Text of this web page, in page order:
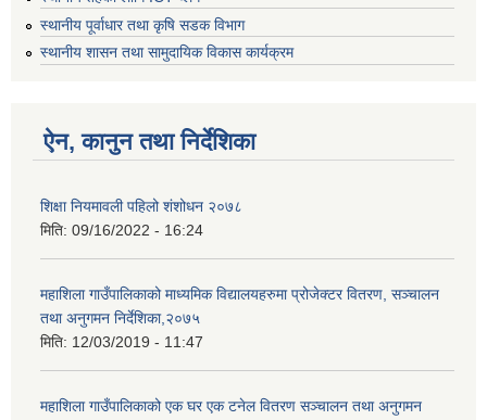
स्थानीय पूर्वाधार तथा कृषि सडक विभाग
स्थानीय शासन तथा सामुदायिक विकास कार्यक्रम
ऐन, कानुन तथा निर्देशिका
शिक्षा नियमावली पहिलो शंशोधन २०७८
मिति: 09/16/2022 - 16:24
महाशिला गाउँपालिकाको माध्यमिक विद्यालयहरुमा प्रोजेक्टर वितरण, सञ्चालन
तथा अनुगमन निर्देशिका,२०७५
मिति: 12/03/2019 - 11:47
महाशिला गाउँपालिकाको एक घर एक टनेल वितरण सञ्चालन तथा अनुगमन